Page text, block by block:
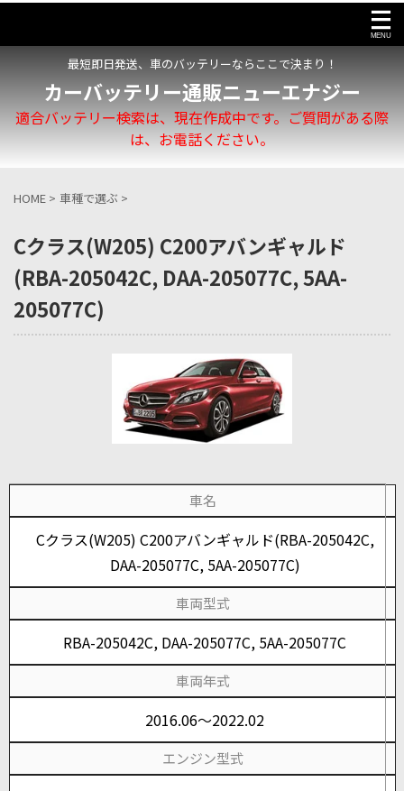
最短即日発送、車のバッテリーならここで決まり！
カーバッテリー通販ニューエナジー
適合バッテリー検索は、現在作成中です。ご質問がある際
は、お電話ください。
HOME > 車種で選ぶ >
Cクラス(W205) C200アバンギャルド
(RBA-205042C, DAA-205077C, 5AA-
205077C)
車名
Cクラス(W205) C200アバンギャルド(RBA-205042C,
DAA-205077C, 5AA-205077C)
車両型式
RBA-205042C, DAA-205077C, 5AA-205077C
車両年式
2016.06～2022.02
エンジン型式